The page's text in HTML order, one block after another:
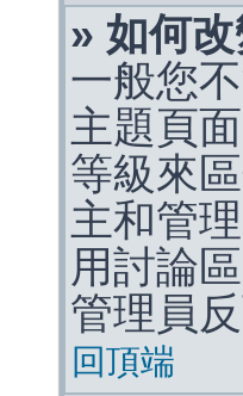
» 如何
一般您
主題頁
等級來
主和管
用討論
管理員
回頂端